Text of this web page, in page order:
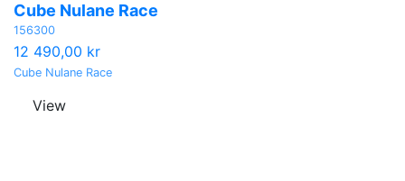
Cube Nulane Race
156300
12 490,00 kr
Cube Nulane Race
View